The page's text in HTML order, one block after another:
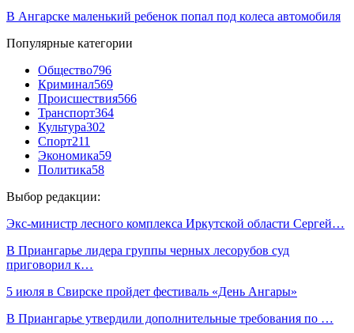
В Ангарске маленький ребенок попал под колеса автомобиля
Популярные категории
Общество796
Криминал569
Происшествия566
Транспорт364
Культура302
Спорт211
Экономика59
Политика58
Выбор редакции:
Экс-министр лесного комплекса Иркутской области Сергей…
В Приангарье лидера группы черных лесорубов суд
приговорил к…
5 июля в Свирске пройдет фестиваль «День Ангары»
В Приангарье утвердили дополнительные требования по …